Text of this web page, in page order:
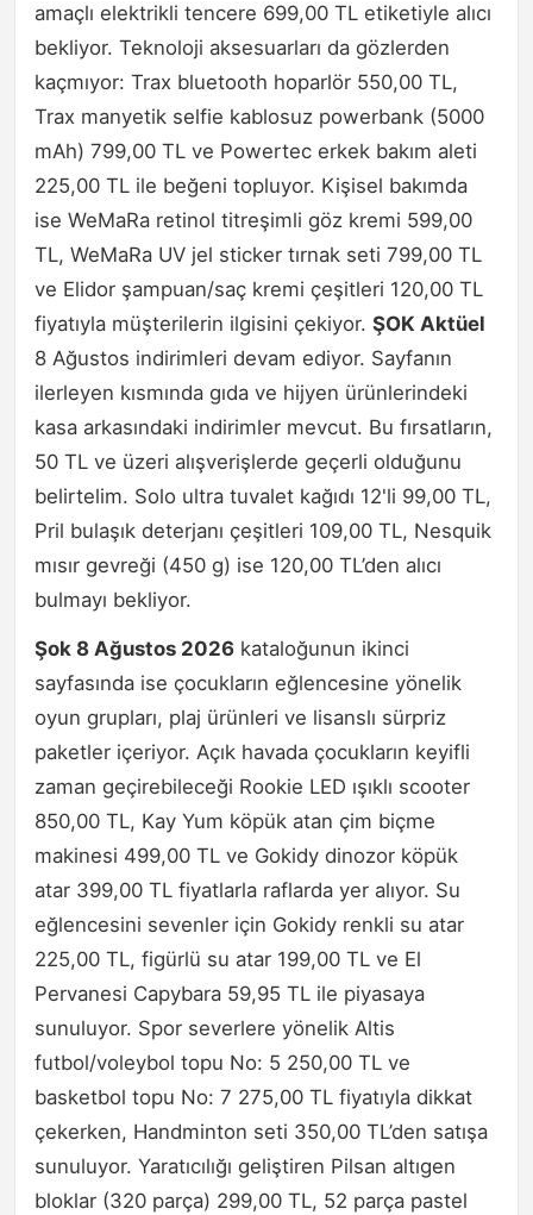
amaçlı elektrikli tencere 699,00 TL etiketiyle alıcı
bekliyor. Teknoloji aksesuarları da gözlerden
kaçmıyor: Trax bluetooth hoparlör 550,00 TL,
Trax manyetik selfie kablosuz powerbank (5000
mAh) 799,00 TL ve Powertec erkek bakım aleti
225,00 TL ile beğeni topluyor. Kişisel bakımda
ise WeMaRa retinol titreşimli göz kremi 599,00
TL, WeMaRa UV jel sticker tırnak seti 799,00 TL
ve Elidor şampuan/saç kremi çeşitleri 120,00 TL
fiyatıyla müşterilerin ilgisini çekiyor. ŞOK Aktüel
8 Ağustos indirimleri devam ediyor. Sayfanın
ilerleyen kısmında gıda ve hijyen ürünlerindeki
kasa arkasındaki indirimler mevcut. Bu fırsatların,
50 TL ve üzeri alışverişlerde geçerli olduğunu
belirtelim. Solo ultra tuvalet kağıdı 12'li 99,00 TL,
Pril bulaşık deterjanı çeşitleri 109,00 TL, Nesquik
mısır gevreği (450 g) ise 120,00 TL’den alıcı
bulmayı bekliyor.
Şok 8 Ağustos 2026 kataloğunun ikinci
sayfasında ise çocukların eğlencesine yönelik
oyun grupları, plaj ürünleri ve lisanslı sürpriz
paketler içeriyor. Açık havada çocukların keyifli
zaman geçirebileceği Rookie LED ışıklı scooter
850,00 TL, Kay Yum köpük atan çim biçme
makinesi 499,00 TL ve Gokidy dinozor köpük
atar 399,00 TL fiyatlarla raflarda yer alıyor. Su
eğlencesini sevenler için Gokidy renkli su atar
225,00 TL, figürlü su atar 199,00 TL ve El
Pervanesi Capybara 59,95 TL ile piyasaya
sunuluyor. Spor severlere yönelik Altis
futbol/voleybol topu No: 5 250,00 TL ve
basketbol topu No: 7 275,00 TL fiyatıyla dikkat
çekerken, Handminton seti 350,00 TL’den satışa
sunuluyor. Yaratıcılığı geliştiren Pilsan altıgen
bloklar (320 parça) 299,00 TL, 52 parça pastel